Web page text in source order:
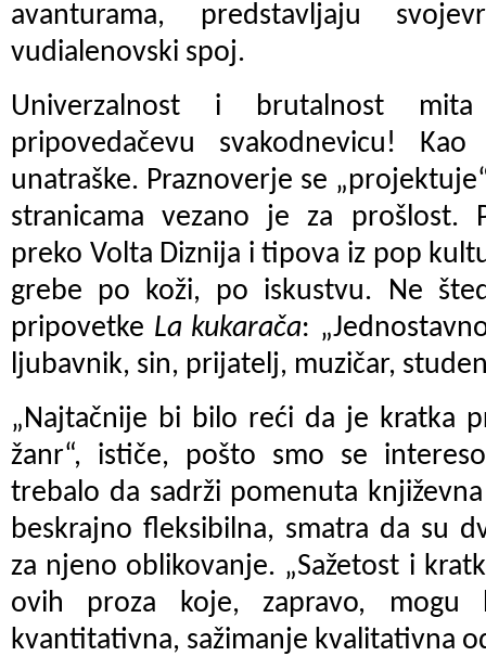
avanturama, predstavljaju
vudialenovski spoj.
Univerzalnost i brutalnost
pripovedačevu svakodnevicu!
unatraške. Praznoverje se
stranicama vezano je za prošlost.
preko Volta Diznija i tipova iz pop
grebe po koži, po iskustvu. Ne
pripovetke La kukarača:
ljubavnik, sin, prijatelj, muzičar,
„Najtačnije bi bilo reći da je kratka
žanr“, ističe, pošto smo se
trebalo da sadrži pomenuta
beskrajno fleksibilna, smatra da su
za njeno oblikovanje. „Sažetost i
ovih proza koje, zapravo, mogu
kvantitativna, sažimanje kvalitativna